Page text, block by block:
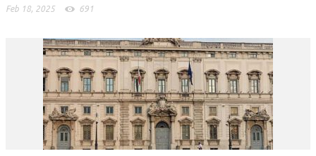
Feb 18, 2025 691